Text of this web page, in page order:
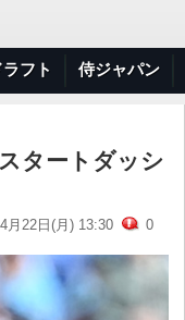
ラフト 侍ジャパン
タートダッシ
月22日(月) 13:30 0